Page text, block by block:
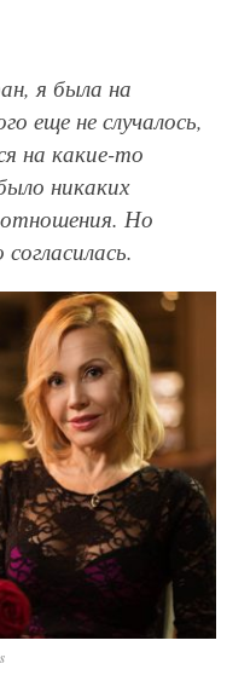
я была на
еще не случалось,
на какие-то
никаких
отношения. Но